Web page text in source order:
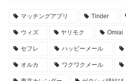
マッチングアプリ Tinder
ウィズ ヤリモク Omiai
セフレ ハッピーメール
オルカ ワクワクメール